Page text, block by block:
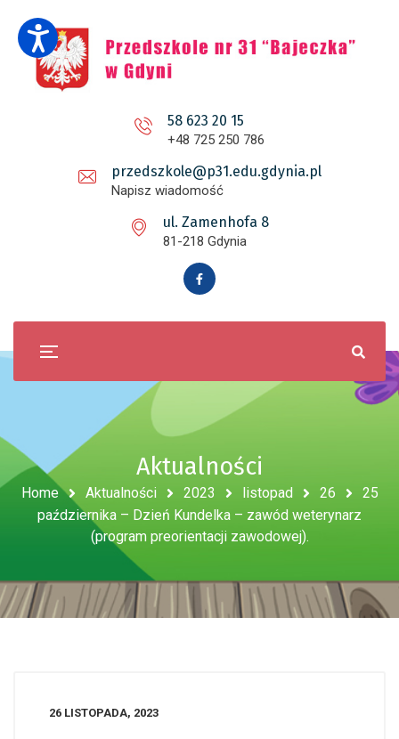
58 623 20 15
+48 725 250 786
przedszkole@p31.edu.gdynia.pl
Napisz wiadomość
ul. Zamenhofa 8
81-218 Gdynia
Aktualności
Home Aktualności 2023 listopad 26
25
października – Dzień Kundelka – zawód weterynarz
(program preorientacji zawodowej).
26 LISTOPADA, 2023